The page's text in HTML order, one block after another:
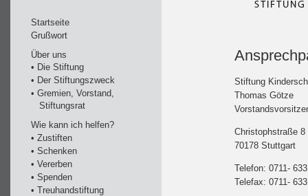
Startseite
Grußwort
Über uns
• Die Stiftung
• Der Stiftungszweck
• Gremien, Vorstand,
Stiftungsrat
Wie kann ich helfen?
• Zustiften
• Schenken
• Vererben
• Spenden
• Treuhandstiftung
Stiftung
Thomas Götze
Christophstraße 8
70178 Stuttgart
Telefon: 0711-
Telefax: 0711-